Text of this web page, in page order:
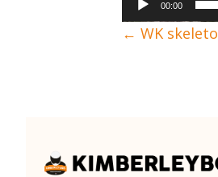
00:00
Posts
← WK